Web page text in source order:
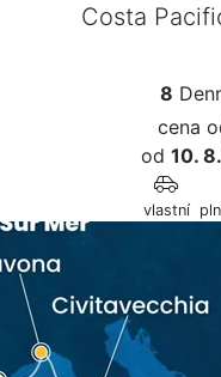
Costa
8
cena
od 10.
vlastní